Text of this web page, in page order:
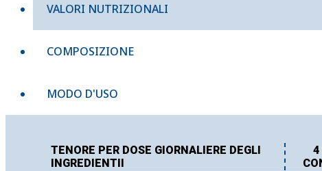
VALORI NUTRIZIONALI
COMPOSIZIONE
MODO D'USO
TENORE PER DOSE GIORNALIERE DEGLI
INGREDIENTII
4